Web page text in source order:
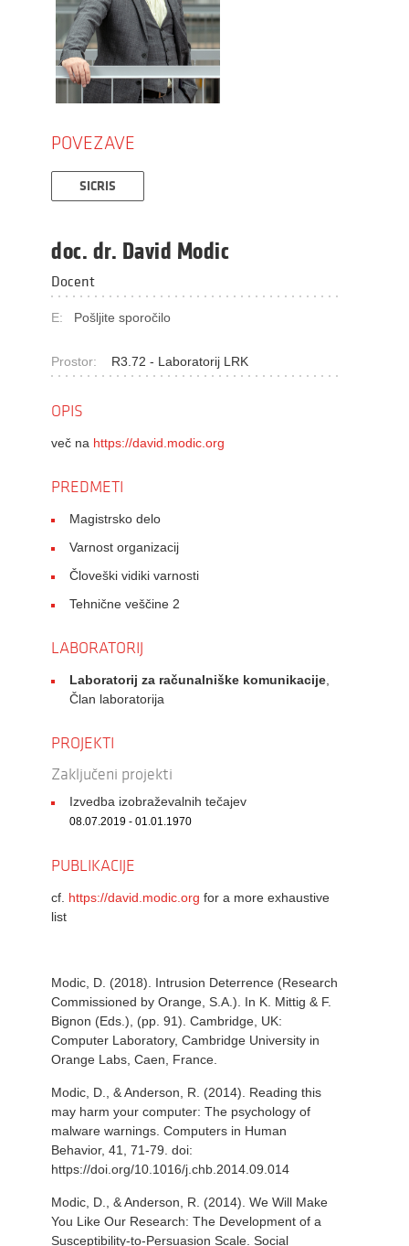
POVEZAVE
SICRIS
doc. dr. David Modic
Docent
E: Pošljite sporočilo
Prostor: R3.72 - Laboratorij LRK
OPIS
več na https://david.modic.org
PREDMETI
Magistrsko delo
Varnost organizacij
Človeški vidiki varnosti
Tehnične veščine 2
LABORATORIJ
Laboratorij za računalniške komunikacije
Član laboratorija
PROJEKTI
Zaključeni projekti
Izvedba izobraževalnih tečajev
08.07.2019 - 01.01.1970
PUBLIKACIJE
cf. https://david.modic.org for a more exhaustive
list
Modic, D. (2018). Intrusion Deterrence (Research
Commissioned by Orange, S.A.). In K. Mittig & F.
Bignon (Eds.), (pp. 91). Cambridge, UK:
Computer Laboratory, Cambridge University in
Orange Labs, Caen, France.
Modic, D., & Anderson, R. (2014). Reading this
may harm your computer: The psychology of
malware warnings. Computers in Human
Behavior, 41, 71-79. doi:
https://doi.org/10.1016/j.chb.2014.09.014
Modic, D., & Anderson, R. (2014). We Will Make
You Like Our Research: The Development of a
Susceptibility-to-Persuasion Scale. Social